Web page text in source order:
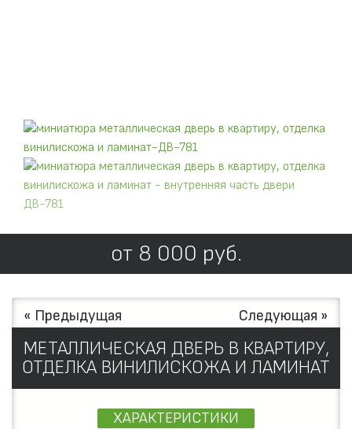
от 8 000 руб.
« Предыдущая Следующая »
МЕТАЛЛИЧЕСКАЯ ДВЕРЬ В КВАРТИРУ,
ОТДЕЛКА ВИНИЛИСКОЖА И ЛАМИНАТ
ХАРАКТЕРИСТИКИ